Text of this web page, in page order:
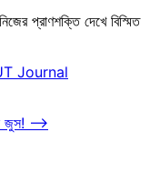
প্রাণশক্তি দেখে বিস্মিত
Journal
জুস! ⟶